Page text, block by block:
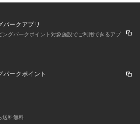
パークアプリ
ングパークポイント対象施設でご利用できるアプ
パークポイント
送料無料